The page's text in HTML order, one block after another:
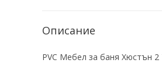
Описание
PVC Мебел за баня Хюстън 2